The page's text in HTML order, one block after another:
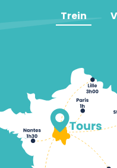
Trein